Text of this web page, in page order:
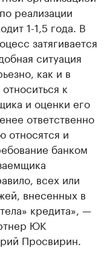
реализации
1-1,5 года. В
затягивается
ситуация
как и в
к
и оценки его
ответственно
относятся и
банком
всех или
внесенных в
кредита», —
ЮК
Просвирин.